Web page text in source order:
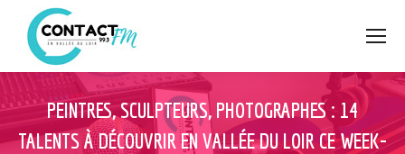
PEINTRES, SCULPTEURS, PHOTOGRAPHES : 14
TALENTS À DÉCOUVRIR EN VALLÉE DU LOIR CE WEEK-